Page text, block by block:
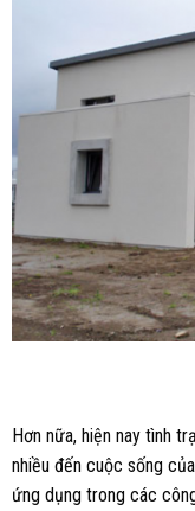
Hơn nữa, hiện nay tình
nhiều đến cuộc sống
ứng dụng trong các